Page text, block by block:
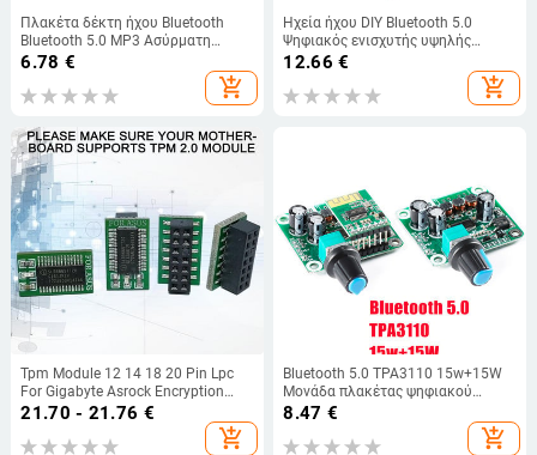
Πλακέτα δέκτη ήχου Bluetooth
Bluetooth 5.0 MP3 Ασύρματη
μονάδα αποκωδικοποιητή χωρίς
στερεοφωνική μονάδα μουσικής
6.78 €
add_shopping_cart
Ηχεία ήχου DIY Bluetooth 5.0
Ψηφιακός ενισχυτής υψηλής
ισχύος Stereo Board 50W+50W
AMP Amplificador Audio Home
Cinema
12.66 €
add_shopping_cart
Tpm Module 12 14 18 20 Pin Lpc
For Gigabyte Asrock Encryption
Security Module Remote Card Tpm
21.70 - 21.76 €
add_shopping_cart
Bluetooth 5.0 TPA3110 15w+15W
Μονάδα πλακέτας ψηφιακού
στερεοφωνικού ενισχυτή ήχου
12V-24V αυτοκίνητο για ηχείο USB,
φορητό ηχείο
8.47 €
add_shopping_cart